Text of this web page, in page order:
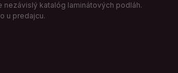
nezávislý katalóg laminátových podláh.
u predajcu.